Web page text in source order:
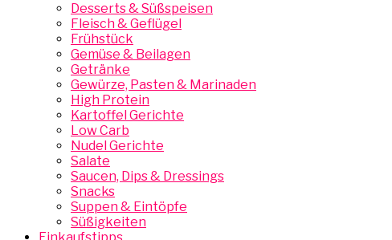
Desserts & Süßspeisen
Fleisch & Geflügel
Frühstück
Gemüse & Beilagen
Getränke
Gewürze, Pasten & Marinaden
High Protein
Kartoffel Gerichte
Low Carb
Nudel Gerichte
Salate
Saucen, Dips & Dressings
Snacks
Suppen & Eintöpfe
Süßigkeiten